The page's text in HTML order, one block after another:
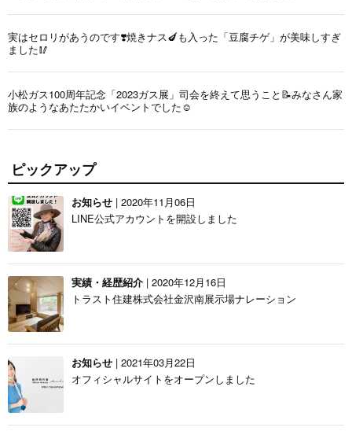
実はセロリがあうのです❣️焼きナス🍆も入った「豆腐チゲ」が美味しすぎ
ました🥢
小松ガス100周年記念「2023ガス展」司会を終えて思うこと📝みなさん家
族のようなあたたかいイベントでした☺️
ピックアップ
お知らせ | 2020年11月06日
LINE公式アカウントを開設しました
実績・経歴紹介 | 2020年12月16日
トラスト住建株式会社金沢南展示場ナレーション
お知らせ | 2021年03月22日
オフィシャルサイトをオープンしました